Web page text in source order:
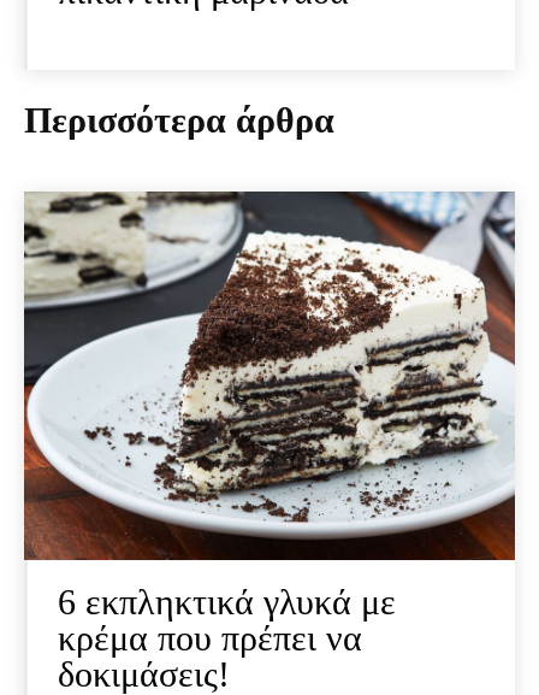
Περισσότερα άρθρα
6 εκπληκτικά γλυκά με
κρέμα που πρέπει να
δοκιμάσεις!